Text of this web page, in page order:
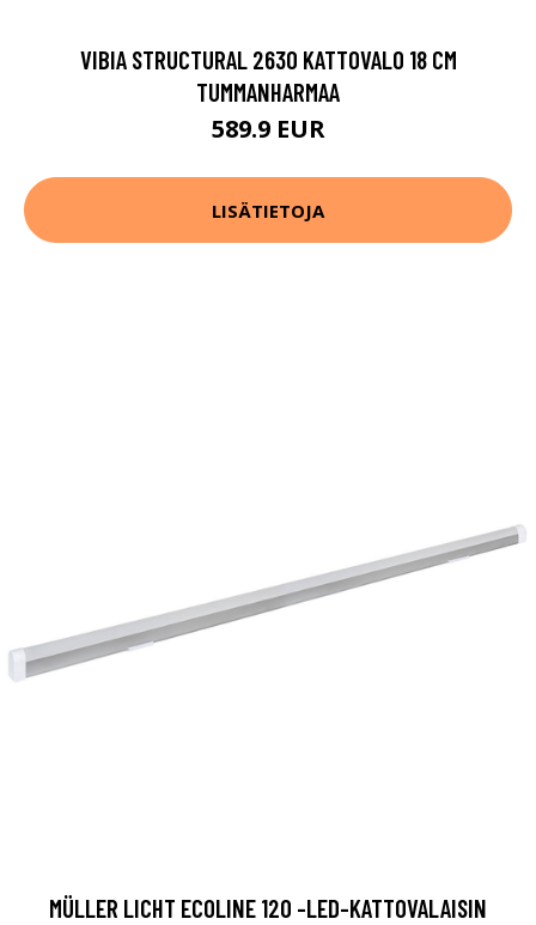
VIBIA STRUCTURAL 2630 KATTOVALO 18 CM
TUMMANHARMAA
589.9 EUR
LISÄTIETOJA
MÜLLER LICHT ECOLINE 120 -LED-KATTOVALAISIN